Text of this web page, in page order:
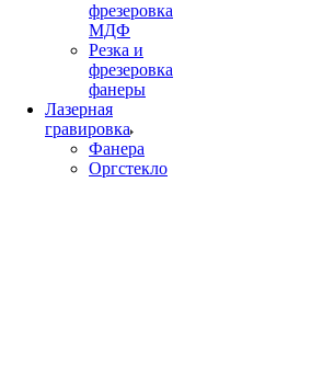
фрезеровка
МДФ
Резка и
фрезеровка
фанеры
Лазерная
гравировка
Фанера
Орг­стек­ло